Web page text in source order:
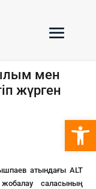
мен
жүрген
атындағы ALT
жобалау саласының